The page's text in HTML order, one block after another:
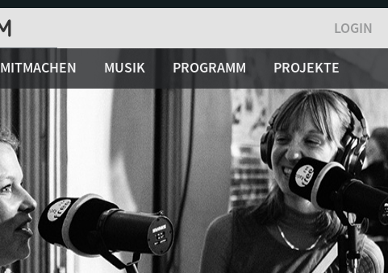
LOGIN
MITMACHEN MUSIK PROGRAMM PROJEKTE